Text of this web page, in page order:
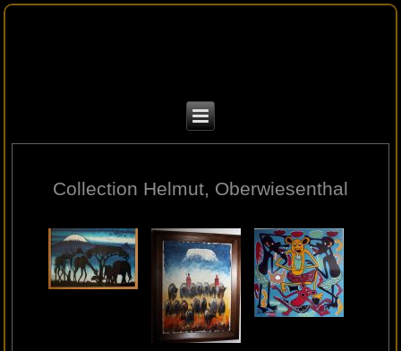
Collection Helmut, Oberwiesenthal